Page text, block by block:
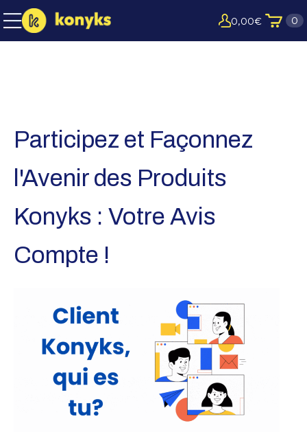
0,00€ 0
Participez et Façonnez
l'Avenir des Produits
Konyks : Votre Avis
Compte !